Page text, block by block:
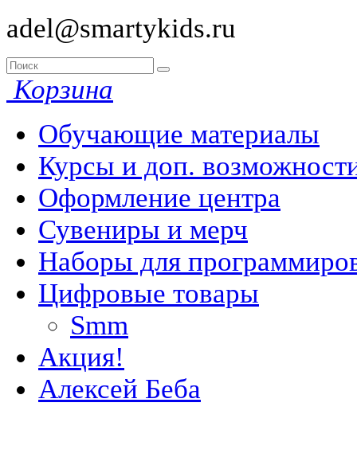
adel@smartykids.ru
Корзина
Обучающие материалы
Курсы и доп.
Оформление центра
Сувениры и мерч
Наборы для
Цифровые товары
Smm
Акция!
Алексей Беба